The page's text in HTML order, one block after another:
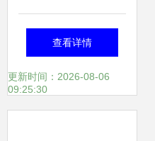
造 有喜企业ERP引
领智能转型
查看详情
更新时间：2026-08-06
09:25:30